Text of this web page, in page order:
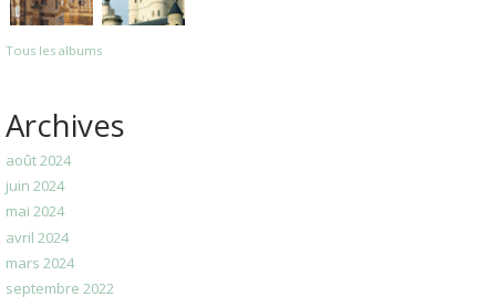
Tous les albums
Archives
août 2024
juin 2024
mai 2024
avril 2024
mars 2024
septembre 2022